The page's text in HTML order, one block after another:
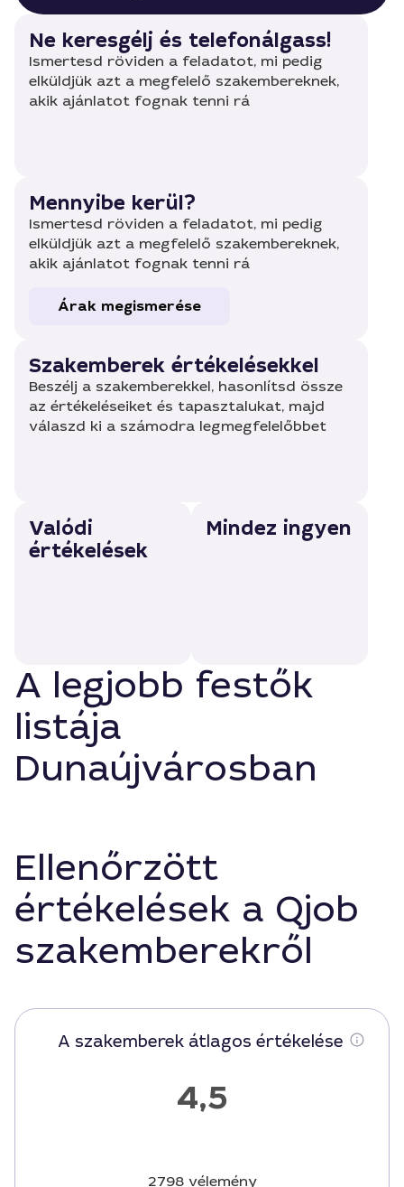
Ne keresgélj és telefonálgass!
Ismertesd röviden a feladatot, mi pedig
elküldjük azt a megfelelő szakembereknek,
akik ajánlatot fognak tenni rá
Mennyibe kerül?
Ismertesd röviden a feladatot, mi pedig
elküldjük azt a megfelelő szakembereknek,
akik ajánlatot fognak tenni rá
Árak megismerése
Szakemberek értékelésekkel
Beszélj a szakemberekkel, hasonlítsd össze
az értékeléseiket és tapasztalukat, majd
válaszd ki a számodra legmegfelelőbbet
Valódi
értékelések
Mindez ingyen
A legjobb festők
listája
Dunaújvárosban
Ellenőrzött
értékelések a Qjob
szakemberekről
A szakemberek átlagos értékelése
4,5
2798 vélemény